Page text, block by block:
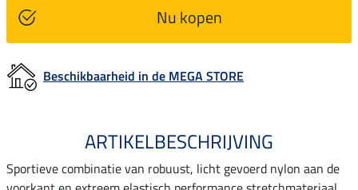
Nu kopen
Beschikbaarheid in de MEGA STORE
ARTIKELBESCHRIJVING
Sportieve combinatie van robuust, licht gevoerd nylon aan de